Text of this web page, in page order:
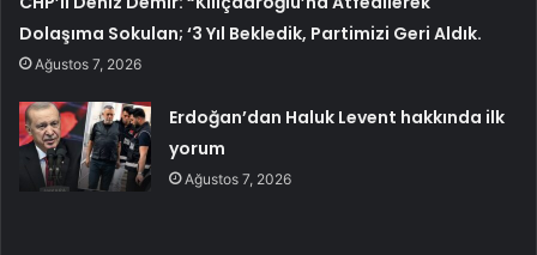
Dolaşıma Sokulan; ‘3 Yıl Bekledik, Partimizi Geri Aldık.
Ağustos 7, 2026
Erdoğan’dan Haluk Levent hakkında ilk
yorum
Ağustos 7, 2026